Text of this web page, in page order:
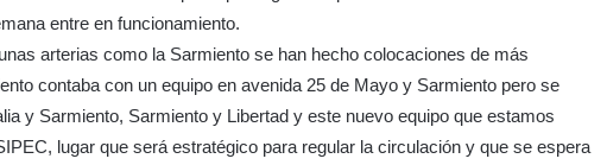
entre en funcionamiento.
arterias como la Sarmiento se han hecho colocaciones de más
contaba con un equipo en avenida 25 de Mayo y Sarmiento pero se
y Sarmiento, Sarmiento y Libertad y este nuevo equipo que estamos
lugar que será estratégico para regular la circulación y que se espera